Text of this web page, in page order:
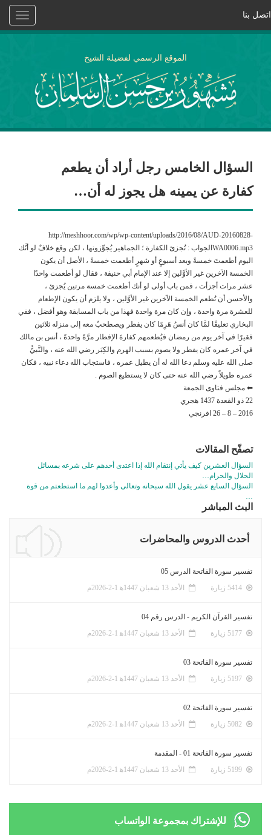
Toggle
اتصل بنا
الموقع الرسمي لفضيلة الشيخ
السؤال الخامس رجل أراد أن يطعم
كفارة عن يمينه هل يجوز له أن…
http://meshhoor.com/wp/wp-content/uploads/2016/08/AUD-20160828-
WA0006.mp3الجواب : تُجزئ الكفارة ؛ الجماهير يُجوِّزونها ، لكن وقع خلافٌ لو أنَّك
اليوم أطعمتَ خمسةً وبعد أسبوعٍ أو شهرٍ أطعمت خمسةً ، الأصل أن يكون
الخمسة الآخرين غير الأوَّلين إلا عند الإمام أبي حنيفة ، فقال لو أطعمت واحدًا
عشر مرات أجزأت ، فمن باب أولى لو أنك أطعمت خمسة مرتين يُجزئ ،
والأحسن أن تُطعم الخمسة الآخرين غير الأوَّلين ، ولا يلزم أن يكون الإطعام
للعشرة مرة واحدة ، وإن كان مرة واحدة فهذا من باب المسابقة وهو أفضل ، ففي
البخاري تعليقًا لمَّا كان أنسُ هَرِمًا كان يفطر ويصطحبُ معه إلى منزله ثلاثين
فقيرًا في آخر يوم من رمضان فيُطعمهم كفارةَ الإفطار مرَّةً واحدةً ، أنس بن مالك
في آخر عمره كان يفطر ولا يصوم بسبب الهرم والكِبَر رضي الله عنه ، والنَّبيُّ
صلى الله عليه وسلم دعا الله له أن يطيل عمره ، فاستجاب الله دعاء نبيه ، فكان
عمره طويلاً رضي الله عنه حتى كان لا يستطيع الصوم .
⬅ مجلس فتاوى الجمعة
22 ذو القعدة 1437 هجري
2016 – 8 – 26 افرنجي
تصفّح المقالات
السؤال العشرين كيف يأتي إنتقام الله إذا اعتدى أحدهم على شرعه بمسائل
الحلال والحرام…
السؤال السابع عشر يقول الله سبحانه وتعالى وأعدوا لهم ما استطعتم من قوة
البث المباشر
أحدث الدروس والمحاضرات
تفسير سورة الفاتحة الدرس 05
الأحد 13 شعبان 1447ﻫ 1-2-2026م
تفسير القرآن الكريم - الدرس رقم 04
الأحد 13 شعبان 1447ﻫ 1-2-2026م
تفسير سورة الفاتحة 03
الأحد 13 شعبان 1447ﻫ 1-2-2026م
تفسير سورة الفاتحة 02
الأحد 13 شعبان 1447ﻫ 1-2-2026م
تفسير سورة الفاتحة 01 - المقدمة
الأحد 13 شعبان 1447ﻫ 1-2-2026م
للإشتراك بمجموعة الواتساب